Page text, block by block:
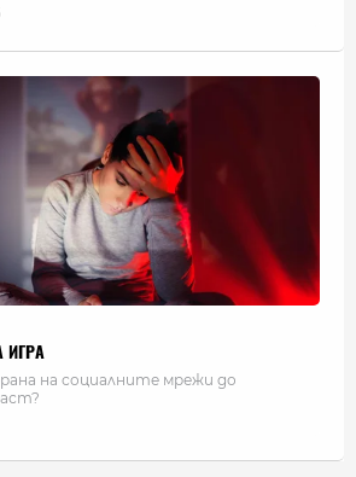
ИГРА
на социалните мрежи до